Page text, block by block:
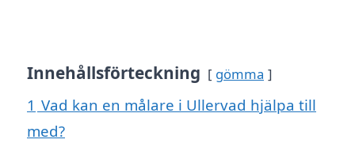
Innehållsförteckning gömma
1 Vad kan en målare i Ullervad hjälpa till
med?